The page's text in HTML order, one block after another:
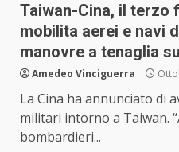
Taiwan-Cina, il terzo
mobilita aerei e navi
manovre a tenaglia
Amedeo Vinciguerra
La Cina ha annunciato di
militari intorno a Taiwan.
bombardieri...